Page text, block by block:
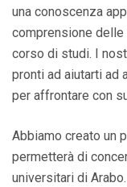
una conoscenza
comprensione
corso di studi. I
pronti ad aiutarti ad
per affrontare con
Abbiamo creato un
permetterà di
universitari di